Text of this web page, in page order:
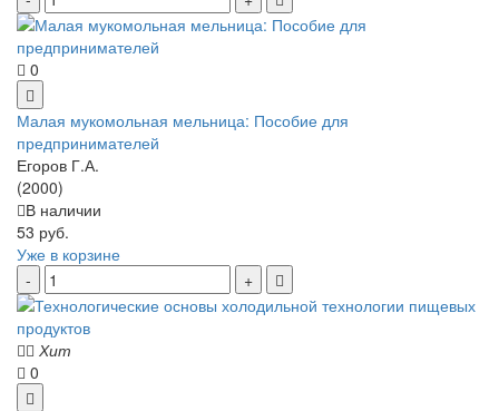
0
Малая мукомольная мельница: Пособие для
предпринимателей
Егоров Г.А.
(2000)
В наличии
53 руб.
Уже в корзине
Хит
0